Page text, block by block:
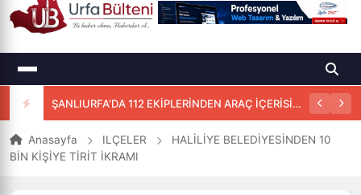
ŞANLIURFA’DA 112 EKİPLERİNDEN ARAÇ İÇERİSİNDE BAŞARILI DOĞUM MÜDAHALESİ
Anasayfa ILÇELER
HALİLİYE BELEDİYESİNDEN 10
BİN KİŞİYE TİRİT İKRAMI